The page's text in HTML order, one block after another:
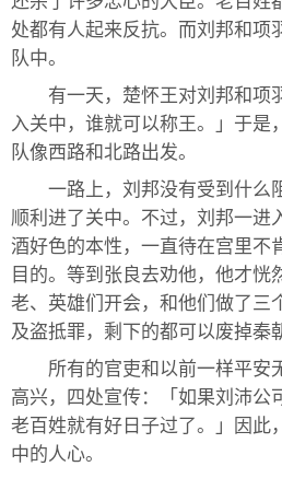
处都有人起来反抗。而刘邦和项
队中。
有一天，楚怀王对刘邦和项
入关中，谁就可以称王。」于是
队像西路和北路出发。
一路上，刘邦没有受到什么
顺利进了关中。不过，刘邦一进
酒好色的本性，一直待在宫里不
目的。等到张良去劝他，他才恍
老、英雄们开会，和他们做了三
及盗抵罪，剩下的都可以废掉秦
所有的官吏和以前一样平安
高兴，四处宣传：「如果刘沛公
老百姓就有好日子过了。」因此
中的人心。